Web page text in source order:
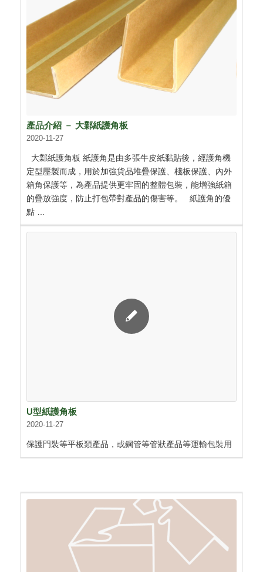
產品介紹 － 大鄴紙護角板
2020-11-27
大鄴紙護角板 紙護角是由多張牛皮紙黏貼後，經護角機
定型壓製而成，用於加強貨品堆疊保護、棧板保護、內外
箱角保護等，為產品提供更牢固的整體包裝，能增強紙箱
的疊放強度，防止打包帶對產品的傷害等。 紙護角的優
點 …
U型紙護角板
2020-11-27
保護門裝等平板類產品，或鋼管等管狀產品等運輸包裝用